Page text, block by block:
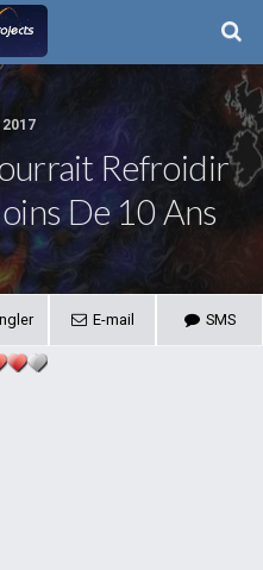
Refroidir
De 10 Ans
E-mail SMS